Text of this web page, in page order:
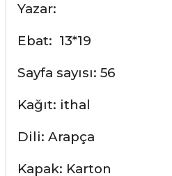
Yazar:
Ebat: 13*19
Sayfa sayısı: 56
Kağıt: ithal
Dili: Arapça
Kapak: Karton